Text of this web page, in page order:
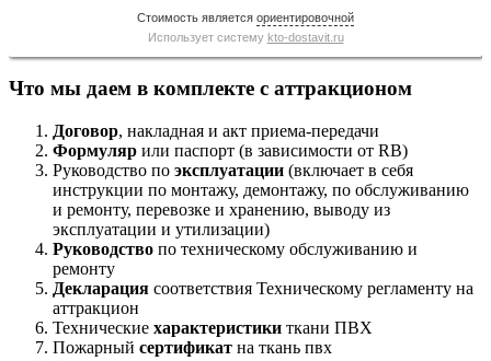
Стоимость является ориентировочной
Использует систему kto-dostavit.ru
Что мы даем в комплекте с аттракционом
Договор, накладная и акт приема-передачи
Формуляр или паспорт (в зависимости от RB)
Руководство по эксплуатации (включает в себя
инструкции по монтажу, демонтажу, по обслуживанию
и ремонту, перевозке и хранению, выводу из
эксплуатации и утилизации)
Руководство по техническому обслуживанию и
ремонту
Декларация соответствия Техническому регламенту на
аттракцион
Технические характеристики ткани ПВХ
Пожарный сертификат на ткань пвх